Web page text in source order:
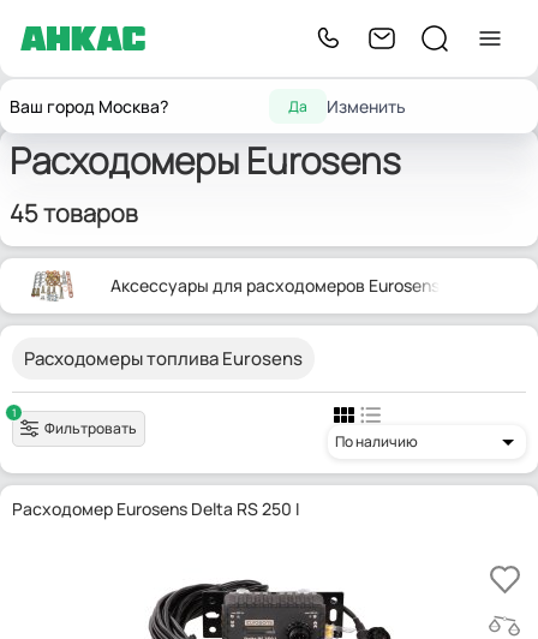
Ваш город Москва? Да Изменить
Главнаяприборы
жидкости
Расходомеры Eurosens
45 товаров
Аксессуары для расходомеров Eurosens
Расходомеры топлива Eurosens
1
Фильтровать
По наличию
Расходомер Eurosens Delta RS 250 I